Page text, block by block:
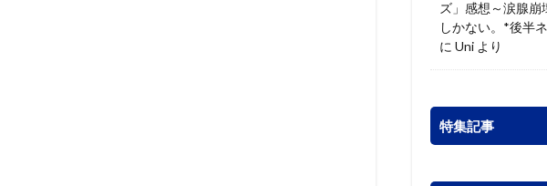
ズ」感想～涙腺
しかない。*後半
に Uni より
特集記事